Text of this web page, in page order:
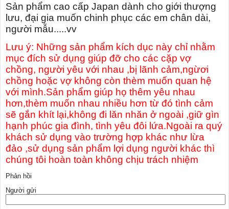
Sản phẩm cao cấp Japan dành cho giới thượng
lưu, đại gia muốn chinh phục các em chân dài,
người mẫu.....vv
Lưu ý: Những sản phẩm kích dục này chỉ nhằm
mục đích sử dụng giúp đỡ cho các cặp vợ
chồng, người yêu với nhau ,bị lãnh cảm,ngừơi
chồng hoặc vợ không còn thèm muốn quan hệ
với mình.Sản phẩm giúp họ thêm yêu nhau
hơn,thèm muốn nhau nhiều hơn từ đó tình cảm
sẽ gắn khít lại,không đi lăn nhăn ở ngoài ,giữ gìn
hạnh phúc gia đình, tình yêu đôi lứa.Ngoài ra quý
khách sử dụng vào trường hợp khác như lừa
đảo ,sử dụng sản phẩm lợi dụng người khác thì
chúng tôi hoàn toàn không chịu trách nhiệm
Phản hồi
Người gửi